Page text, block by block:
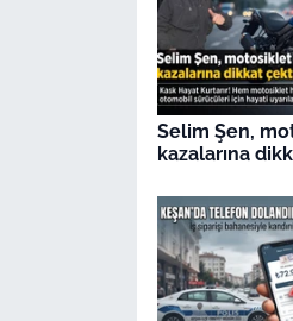
Selim Şen,
kazalarına